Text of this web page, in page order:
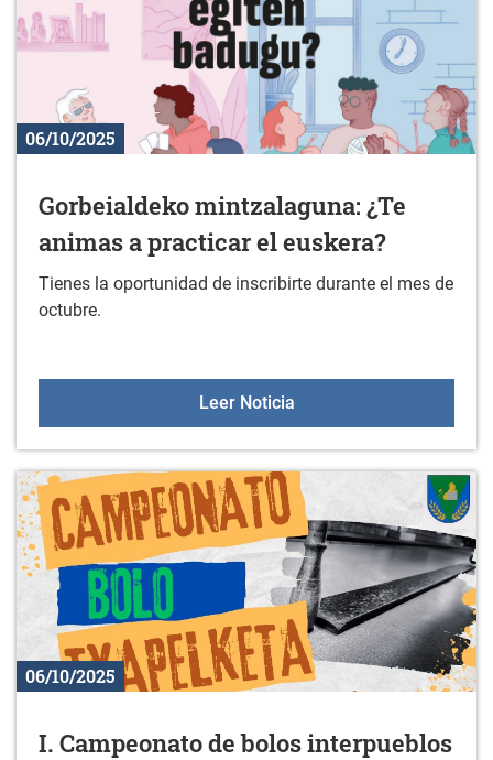
06/10/2025
Gorbeialdeko mintzalaguna: ¿Te
animas a practicar el euskera?
Tienes la oportunidad de inscribirte durante el mes de
octubre.
Leer NoticiaGorbeialdeko
06/10/2025
I. Campeonato de bolos interpueblos